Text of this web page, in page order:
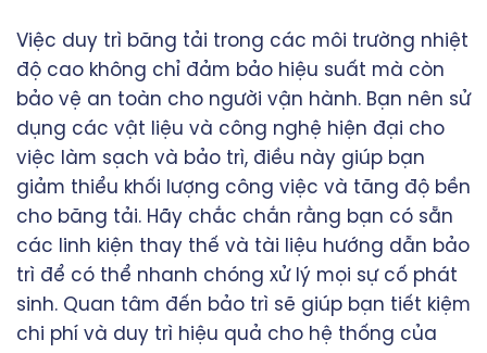
Việc duy trì băng tải trong các môi trường nhiệt
độ cao không chỉ đảm bảo hiệu suất mà còn
bảo vệ an toàn cho người vận hành. Bạn nên sử
dụng các vật liệu và công nghệ hiện đại cho
việc làm sạch và bảo trì, điều này giúp bạn
giảm thiểu khối lượng công việc và tăng độ bền
cho băng tải. Hãy chắc chắn rằng bạn có sẵn
các linh kiện thay thế và tài liệu hướng dẫn bảo
trì để có thể nhanh chóng xử lý mọi sự cố phát
sinh. Quan tâm đến bảo trì sẽ giúp bạn tiết kiệm
chi phí và duy trì hiệu quả cho hệ thống của